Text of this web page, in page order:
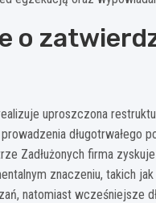
o
uproszczona
długotrwałego
Zadłużonych firma
znaczeniu, takich
natomiast wcześniejsze